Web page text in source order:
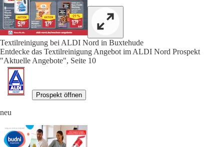
Textilreinigung bei ALDI Nord in Buxtehude
Entdecke das Textilreinigung Angebot im ALDI Nord Prospekt
"Aktuelle Angebote", Seite 10
Prospekt öffnen
neu